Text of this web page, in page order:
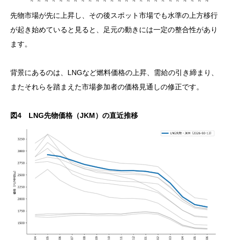
先物市場が先に上昇し、その後スポット市場でも水準の上方移行
が起き始めていると見ると、足元の動きには一定の整合性があり
ます。
背景にあるのは、LNGなど燃料価格の上昇、需給の引き締まり、
またそれらを踏まえた市場参加者の価格見通しの修正です。
図4 LNG先物価格（JKM）の直近推移